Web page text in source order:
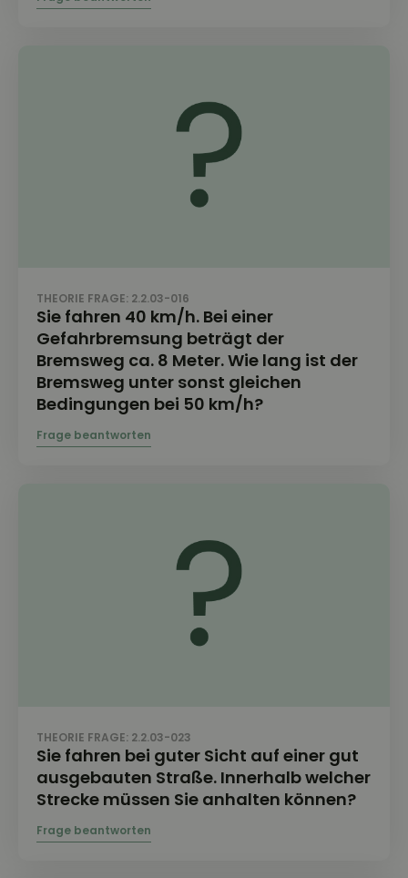
THEORIE FRAGE: 2.2.03-016
Sie fahren 40 km/h. Bei einer
Gefahrbremsung beträgt der
Bremsweg ca. 8 Meter. Wie lang ist der
Bremsweg unter sonst gleichen
Bedingungen bei 50 km/h?
THEORIE FRAGE: 2.2.03-023
Sie fahren bei guter Sicht auf einer gut
ausgebauten Straße. Innerhalb welcher
Strecke müssen Sie anhalten können?